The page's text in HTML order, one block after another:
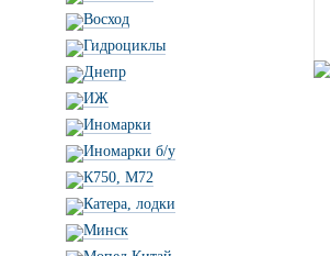
Восход
Гидроциклы
Днепр
ИЖ
Иномарки
Иномарки б/у
К750, М72
Катера, лодки
Минск